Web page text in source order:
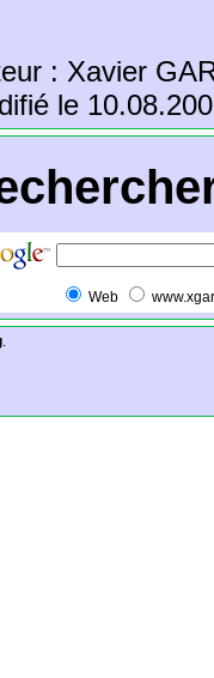
: Xavier
le
Web
.